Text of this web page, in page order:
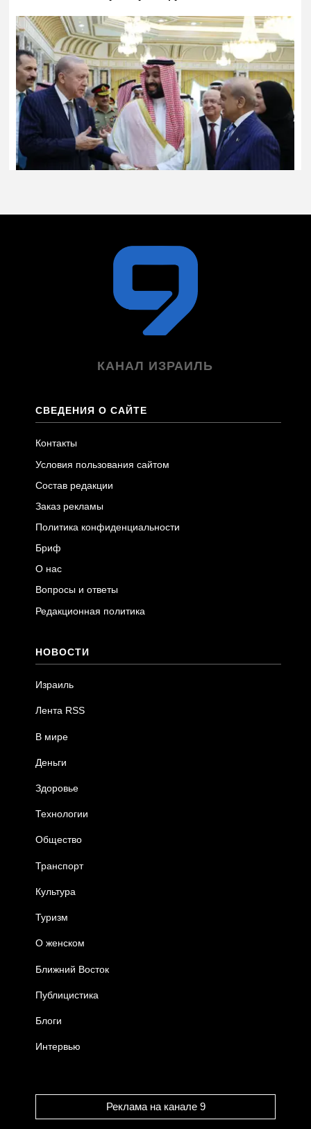
КАНАЛ ИЗРАИЛЬ
СВЕДЕНИЯ О САЙТЕ
Контакты
Условия пользования сайтом
Состав редакции
Заказ рекламы
Политика конфиденциальности
Бриф
О нас
Вопросы и ответы
Редакционная политика
НОВОСТИ
Израиль
Лента RSS
В мире
Деньги
Здоровье
Технологии
Общество
Транспорт
Культура
Туризм
О женском
Ближний Восток
Публицистика
Блоги
Интервью
Реклама на канале 9